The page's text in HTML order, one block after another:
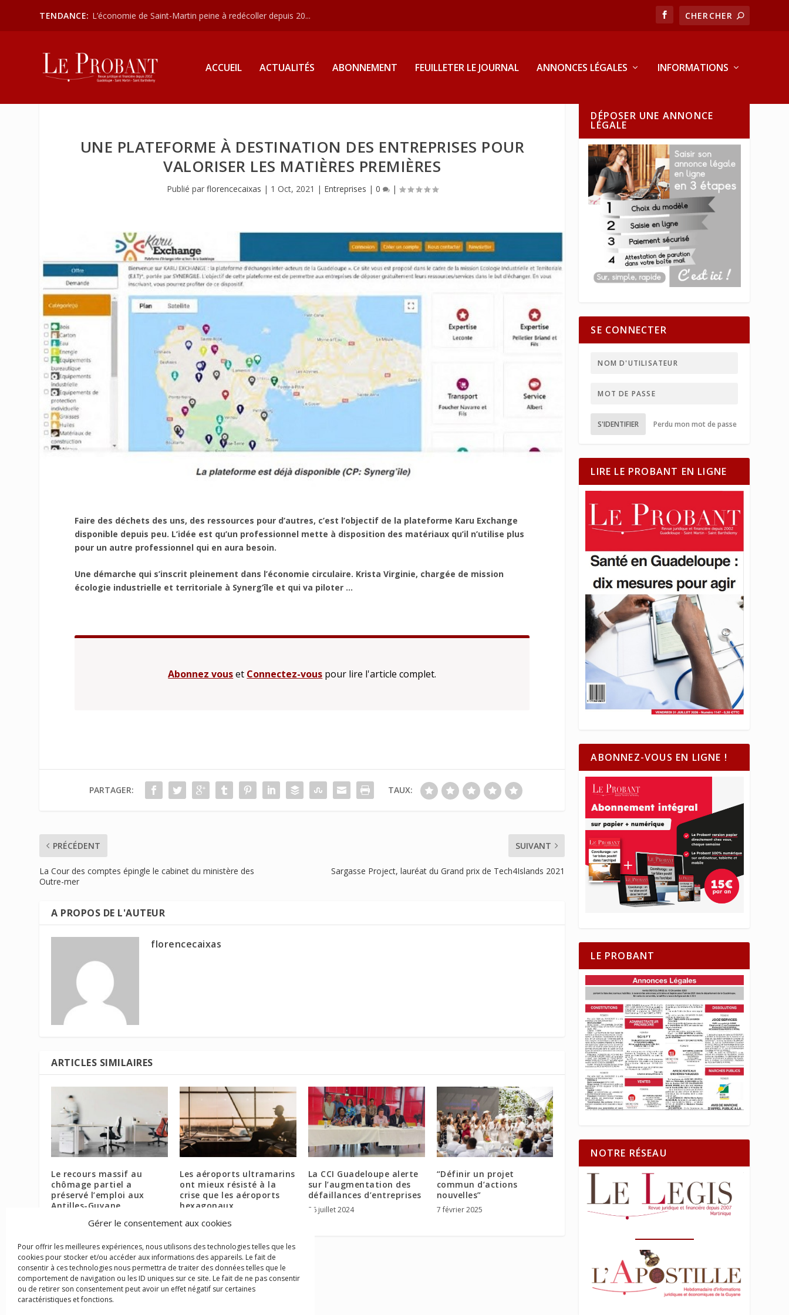
Gérer le consentement aux cookies
Pour offrir les meilleures expériences, nous utilisons des technologies telles que les
cookies pour stocker et/ou accéder aux informations des appareils. Le fait de
consentir à ces technologies nous permettra de traiter des données telles que le
comportement de navigation ou les ID uniques sur ce site. Le fait de ne pas consentir
ou de retirer son consentement peut avoir un effet négatif sur certaines
caractéristiques et fonctions.
TENDANCE: L’économie de Saint-Martin peine à redécoller depuis 20...
ACCUEIL ACTUALITÉS ABONNEMENT FEUILLETER LE JOURNAL ANNONCES LÉGALES INFORMATIONS
UNE PLATEFORME À DESTINATION DES ENTREPRISES POUR
VALORISER LES MATIÈRES PREMIÈRES
Publié par florencecaixas | 1 Oct, 2021 | Entreprises | 0 |
Faire des déchets des uns, des ressources pour d’autres, c’est l’objectif de la plateforme Karu Exchange
disponible depuis peu. L’idée est qu’un professionnel mette à disposition des matériaux qu’il n’utilise plus
pour un autre professionnel qui en aura besoin.
Une démarche qui s’inscrit pleinement dans l’économie circulaire. Krista Virginie, chargée de mission
écologie industrielle et territoriale à Synerg’île et qui va piloter ...
Abonnez vouset Connectez-vous pour lire l'article complet.
PARTAGER: TAUX:
PRÉCÉDENT
La Cour des comptes épingle le cabinet du ministère des
Outre-mer
SUIVANT
Sargasse Project, lauréat du Grand prix de Tech4Islands 2021
A PROPOS DE L'AUTEUR
florencecaixas
ARTICLES SIMILAIRES
Le recours massif au
chômage partiel a
préservé l’emploi aux
Antilles-Guyane
14 mai 2021
Les aéroports ultramarins
ont mieux résisté à la
crise que les aéroports
hexagonaux
6 mai 2022
La CCI Guadeloupe alerte
sur l’augmentation des
défaillances d’entreprises
26 juillet 2024
“Définir un projet
commun d’actions
nouvelles”
7 février 2025
DÉPOSER UNE ANNONCE
LÉGALE
SE CONNECTER
S'IDENTIFIER Perdu mon mot de passe
LIRE LE PROBANT EN LIGNE
ABONNEZ-VOUS EN LIGNE !
LE PROBANT
NOTRE RÉSEAU